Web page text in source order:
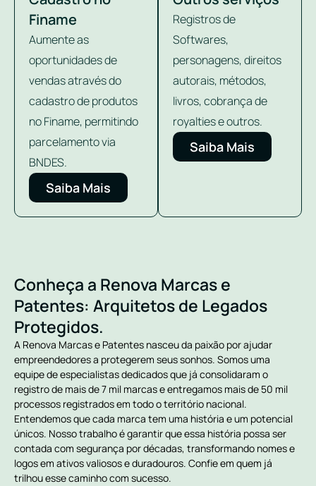
Finame
Aumente as
oportunidades de
vendas através do
cadastro de produtos
no Finame, permitindo
parcelamento via
BNDES.
Saiba Mais
Registros de
Softwares,
personagens, direitos
autorais, métodos,
livros, cobrança de
royalties e outros.
Saiba Mais
Conheça a Renova Marcas e
Patentes: Arquitetos de Legados
Protegidos.
A Renova Marcas e Patentes nasceu da paixão por ajudar
empreendedores a protegerem seus sonhos. Somos uma
equipe de especialistas dedicados que já consolidaram o
registro de mais de 7 mil marcas e entregamos mais de 50 mil
processos registrados em todo o território nacional.
Entendemos que cada marca tem uma história e um potencial
únicos. Nosso trabalho é garantir que essa história possa ser
contada com segurança por décadas, transformando nomes e
logos em ativos valiosos e duradouros. Confie em quem já
trilhou esse caminho com sucesso.